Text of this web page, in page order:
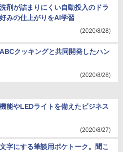
剤が詰まりにくい自動投入のドラ
みの仕上がりをAI学習
(2020/8/28)
クッキングと共同開発したハン
(2020/8/28)
能やLEDライトを備えたビジネス
(2020/8/27)
字にする筆談用ポケトーク。聞こ